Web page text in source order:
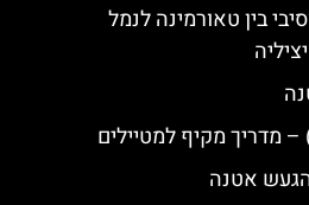
בין טאורמינה לנמל
הגעש אטנה